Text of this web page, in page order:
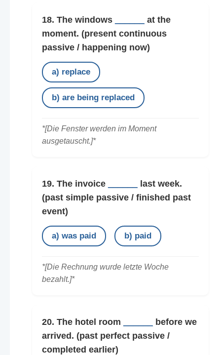
18. The windows
at the
moment. (present continuous
passive / happening now)
a) replace
b) are being replaced
*[Die Fenster werden im Moment
ausgetauscht.]*
19. The invoice
last week.
(past simple passive / finished past
event)
a) was paid b) paid
*[Die Rechnung wurde letzte Woche
bezahlt.]*
20. The hotel room
before we
arrived. (past perfect passive /
completed earlier)